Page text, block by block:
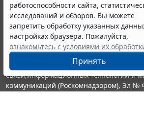
работоспособности сайта,
исследований и обзоров. Вы можете
запретить обработку указанных
настройках браузера. Пожалуйста,
ознакомьтесь с условиями их
Принять
© ООО "НПП "ГАРАНТ-СЕРВИС", 2026.
выпускается с 1990 года. Компания
являются участниками Российской
информации ГАРАНТ.
Портал ГАРАНТ.РУ зарегистрирован в
издания Федеральной службой по
связи,информационных технологий и
коммуникаций (Роскомнадзором), Эл №